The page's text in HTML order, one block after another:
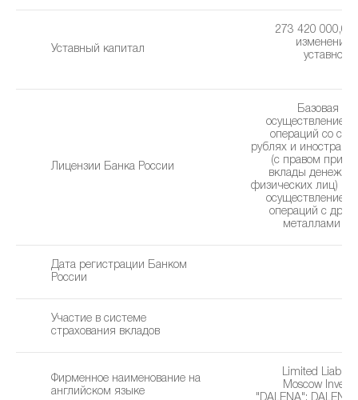
Уставный капитал
273 420 000,00
изменения
уставного
Лицензии Банка России
Базовая
осуществление
операций со
рублях и
(с правом
вклады
физических лиц)
осуществление
операций с
металлами
Дата регистрации Банком
России
Участие в системе
страхования вкладов
Фирменное наименование на
английском языке
Limited
Moscow